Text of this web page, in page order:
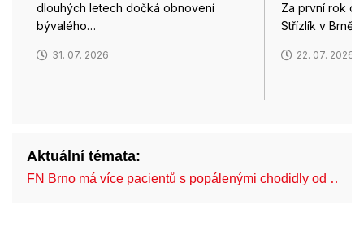
dlouhých letech dočká obnovení
bývalého…
31. 07. 2026
Za první rok
Střízlík v
22. 07. 2026
Aktuální témata:
FN Brno má více pacientů s popálenými chodidly od …